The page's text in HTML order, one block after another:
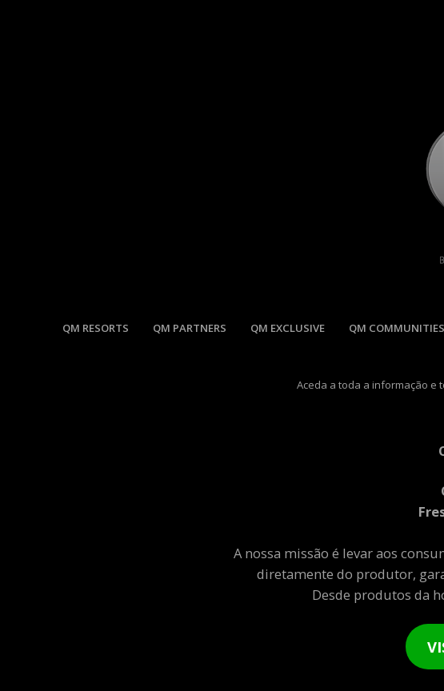
QM RESORTS QM PARTNERS QM EXCLUSIVE QM COMMUNITIES
Aceda a toda a informação e
A nossa missão é levar aos
diretamente do produtor,
Desde produtos da